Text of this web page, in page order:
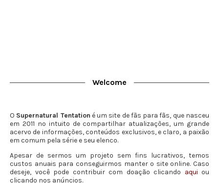
Welcome
O Supernatural Tentation é um site de fãs para fãs, que nasceu
em 2011 no intuito de compartilhar atualizações, um grande
acervo de informações, conteúdos exclusivos, e claro, a paixão
em comum pela série e seu elenco.
Apesar de sermos um projeto sem fins lucrativos, temos
custos anuais para conseguirmos manter o site online. Caso
deseje, você pode contribuir com doação clicando aqui ou
clicando nos anúncios.